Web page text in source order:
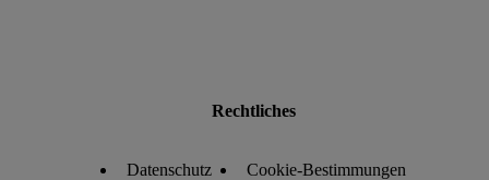
Rechtliches
Datenschutz Cookie-Bestimmungen